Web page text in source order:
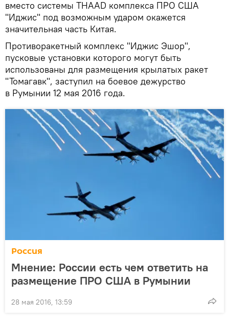
вместо системы THAAD комплекса ПРО США
"Иджис" под возможным ударом окажется
значительная часть Китая.
Противоракетный комплекс "Иджис Эшор",
пусковые установки которого могут быть
использованы для размещения крылатых ракет
"Томагавк", заступил на боевое дежурство
в Румынии 12 мая 2016 года.
Россия
Мнение: России есть чем ответить на
размещение ПРО США в Румынии
28 мая 2016, 13:59